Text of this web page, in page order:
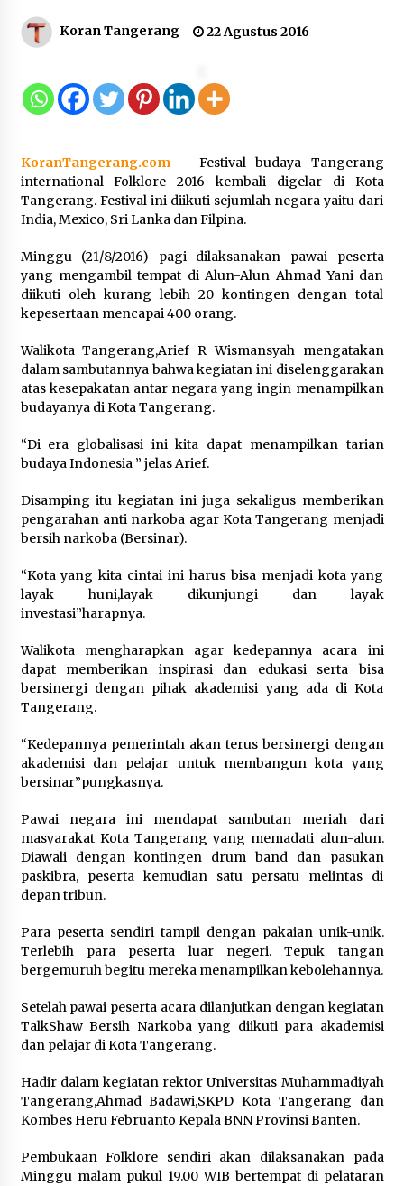
Pasaran
untuk Menemani Aktivitas
8 Agustus 2026
Kemenpar Turut Perkuat
Pengembangan KEK Samota
sebagai Destinasi Wisata Bahari
8 Agustus 2026
Festival Lembah Baliem Perkuat
Pegunungan
Bakteri Yogurt, Kenali Manfaatnya
untuk Kesehatan Pencernaan
8 Agustus 2026
Perawatan PCOS yang Efektif untuk
Menjaga Kesuburan
Wamenhan Pimpin Prosesi
Pelantikan dan Sertijab Pejabat
Tinggi Kemhan
8 Agustus 2026
DPD Partai Gerakan Rakyat Kota
Tangerang Gelar Konsolidasi
Internal Jelang Pemilu 2029
8 Agustus 2026
Koran Tangerang 22 Agustus 2016
KoranTangerang.com– Festival budaya Tangerang
international Folklore 2016 kembali digelar di Kota
Tangerang. Festival ini diikuti sejumlah negara yaitu dari
India, Mexico, Sri Lanka dan Filpina.
Minggu (21/8/2016) pagi dilaksanakan pawai peserta
yang mengambil tempat di Alun-Alun Ahmad Yani dan
diikuti oleh kurang lebih 20 kontingen dengan total
kepesertaan mencapai 400 orang.
Walikota Tangerang,Arief R Wismansyah mengatakan
dalam sambutannya bahwa kegiatan ini diselenggarakan
atas kesepakatan antar negara yang ingin menampilkan
budayanya di Kota Tangerang.
“Di era globalisasi ini kita dapat menampilkan tarian
budaya Indonesia ” jelas Arief.
Disamping itu kegiatan ini juga sekaligus memberikan
pengarahan anti narkoba agar Kota Tangerang menjadi
bersih narkoba (Bersinar).
“Kota yang kita cintai ini harus bisa menjadi kota yang
layak huni,layak dikunjungi dan layak
investasi”harapnya.
Walikota mengharapkan agar kedepannya acara ini
dapat memberikan inspirasi dan edukasi serta bisa
bersinergi dengan pihak akademisi yang ada di Kota
Tangerang.
“Kedepannya pemerintah akan terus bersinergi dengan
akademisi dan pelajar untuk membangun kota yang
bersinar”pungkasnya.
Pawai negara ini mendapat sambutan meriah dari
masyarakat Kota Tangerang yang memadati alun-alun.
Diawali dengan kontingen drum band dan pasukan
paskibra, peserta kemudian satu persatu melintas di
depan tribun.
Para peserta sendiri tampil dengan pakaian unik-unik.
Terlebih para peserta luar negeri. Tepuk tangan
bergemuruh begitu mereka menampilkan kebolehannya.
Setelah pawai peserta acara dilanjutkan dengan kegiatan
TalkShaw Bersih Narkoba yang diikuti para akademisi
dan pelajar di Kota Tangerang.
Hadir dalam kegiatan rektor Universitas Muhammadiyah
Tangerang,Ahmad Badawi,SKPD Kota Tangerang dan
Kombes Heru Februanto Kepala BNN Provinsi Banten.
Pembukaan Folklore sendiri akan dilaksanakan pada
Minggu malam pukul 19.00 WIB bertempat di pelataran